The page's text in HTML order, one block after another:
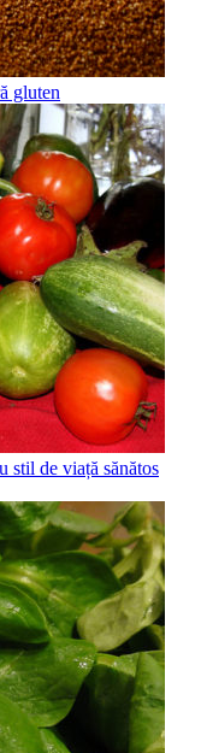
gluten
stil de viață sănătos